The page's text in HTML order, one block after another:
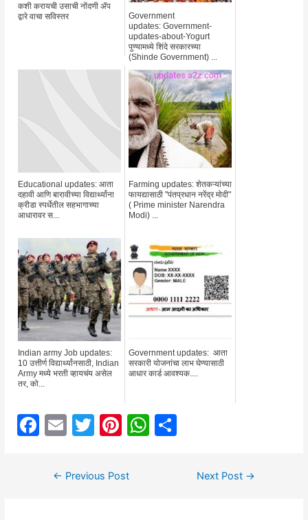
कशी करायची उसाची नोंदणी ॲप
द्वारे वाचा सविस्तर
Government
updates: Government-
updates-about-Yogurt
पुण्यामध्ये शिंदे सरकारच्या
(Shinde Government) ...
Educational updates: आता
दहावी आणि बारावीच्या विद्यार्थ्यांना
क्रीडा स्पर्धेतील सहभागाच्या
आधारावर स...
Farming updates: शेतकऱ्यांच्या
फायद्यासाठी "पंतप्रधान नरेंद्र मोदी"
( Prime minister Narendra
Modi) ...
Indian army Job updates:
10 उत्तीर्ण विद्यार्थ्यांनसाठी, Indian
Army मध्ये भरती व्हायचंय असेल
तर, को...
Government updates: आता
सरकारी योजनांचा लाभ घेण्यासाठी
आधार कार्ड आवश्यक....
F
E
ai
T
itt
Pi
er
W
ar
Post← Previous Post Next Post →